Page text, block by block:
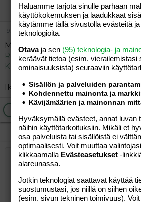
Aktiivinen jäsen
19.04.2012
Mä teen aina tällä:
Reseptit > ruokaohje: Papan paras
Kotikokki.net
Ikää en oo saanu ohjetta
Lihavoitu
Kursivoitu
Laajennettuun editoriin…
Lista
Järjestämätön
Suurenna
Fontin koko
9
10
TekstiväriKirjasintyyli
Arial
Book Antiqua
YliviivaaAlleviivattu
Tasaus Tasaa vasemmalle
Keskitä
Paragraph format
Normal
Heading 1
LainausLisää video/media
Lisää taulukko
Insert horizontal line
SpoilerKoodi
Tee uudelleen
BBCode-näkymä
Poista muotoilu
Luonnokset
Tallenna
Poista luonnos
Kirjoita vastaus...
Haluamme tarjota sinulle parhaan
käyttökokemuksen ja laadukkaat
käytämme tällä sivustolla evästeitä
teknologioita.
Otavaja sen (95) teknologia- ja
keräävät tietoa (esim. vierailemis­tasi
ominaisuuk­sista) seuraaviin
Sisällön ja palveluiden
Kohdennettu mainonta ja
Kävijämäärien ja mainonnan
Hyväksymällä evästeet, annat luvan
näihin käyttötarkoituksiin. Mikäli et
osa palveluista tai sisällöistä ei
optimaalisesti. Voit muuttaa
klikkaamalla Evästeasetukset -
alareunassa.
Jotkin teknologiat saattavat käyttää
suostumustasi, jos niillä on siihen
(esim. sivun tekninen toimivuus).